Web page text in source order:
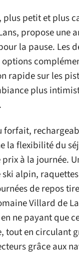
plus petit et plus
propose une
la pause. Les
rapide sur les
plus
forfait,
la flexibilité du
prix à la journée.
alpin,
de repos
Villard de
ne payant que
tout en circulant
grâce aux